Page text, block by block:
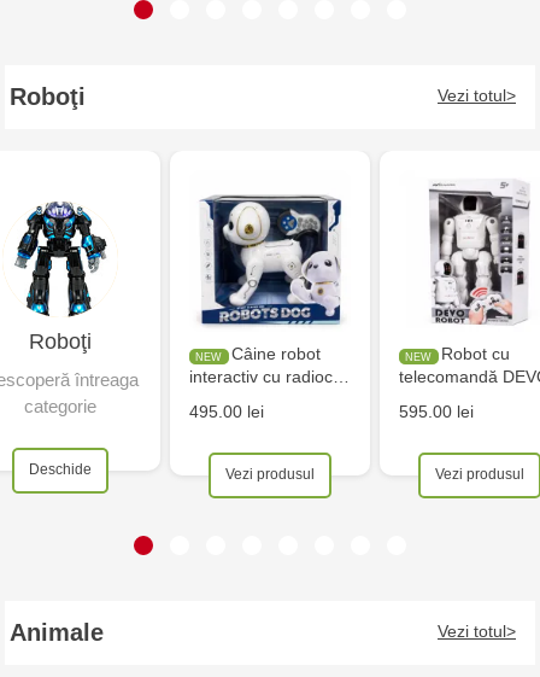
Roboţi Vezi totul
Roboţi
întreaga
categorie
Deschide
Câine robot
interactiv cu radioc…
495.00 lei
Vezi produsul
Robot cu
telecomandă
595.00 lei
Vezi produsul
Animale Vezi totul